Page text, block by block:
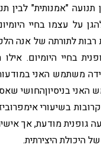
"אמנותית" לבין
על עצמו בחיי
לתורתה של אנה
בחיי היומיום. אילו
משתמש האני
האני בניסיוןהחושי
בשיעורי
גופנית מודעת, אך
היכולת היצירתית.